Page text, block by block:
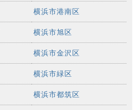
横浜市港南区
横浜市旭区
横浜市金沢区
横浜市緑区
横浜市都筑区